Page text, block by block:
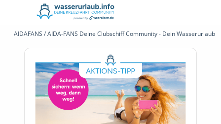
AIDAFANS / AIDA-FANS Deine Clubschiff Community - Dein Wasserurlaub